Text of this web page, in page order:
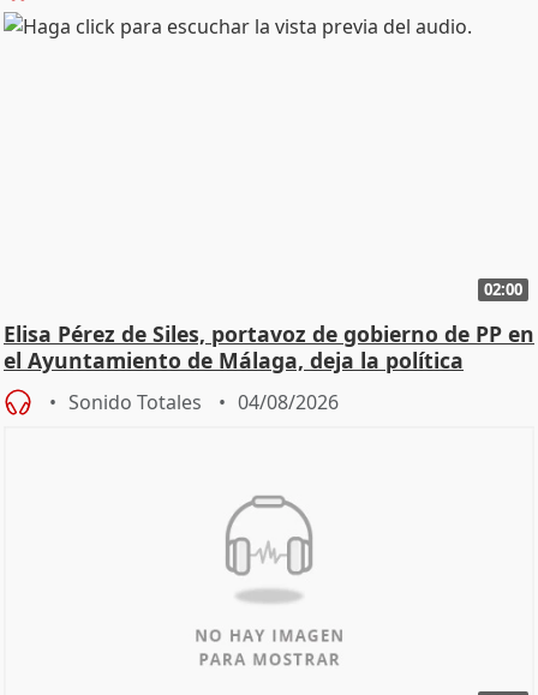
02:00
Elisa Pérez de Siles, portavoz de gobierno de PP en
el Ayuntamiento de Málaga, deja la política
Sonido Totales 04/08/2026